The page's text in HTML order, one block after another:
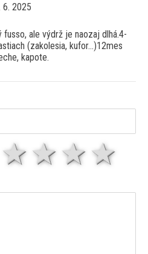
6. 2025
ale výdrž je naozaj dlhá.4-
(zakolesia, kufor...)12mes
kapote.
4
3
2 hviezdy
1 hviezda